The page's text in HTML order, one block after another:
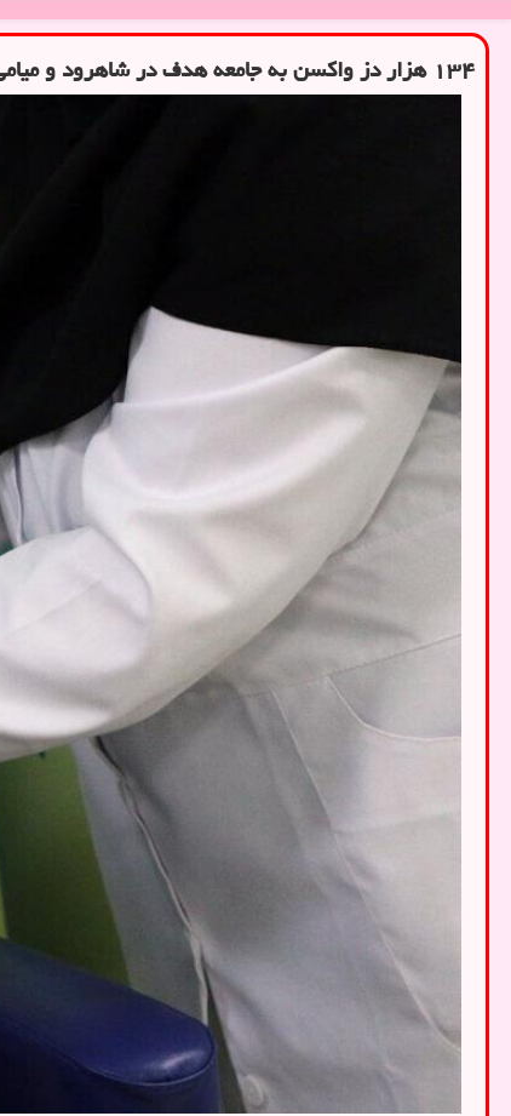
۱۳۴ هزار دز واکسن به جامعه هدف در شاهرود و میامی تزریق شد